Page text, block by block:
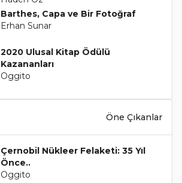
Barthes, Capa ve Bir Fotoğraf
Erhan Sunar
2020 Ulusal Kitap Ödülü
Kazananları
Oggito
Öne Çıkanlar
Çernobil Nükleer Felaketi: 35 Yıl
Önce..
Oggito